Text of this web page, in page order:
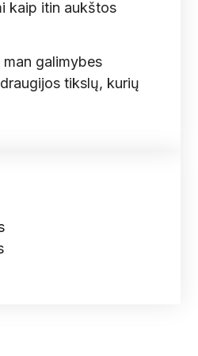
kaip itin aukštos
galimybes
tikslų, kurių